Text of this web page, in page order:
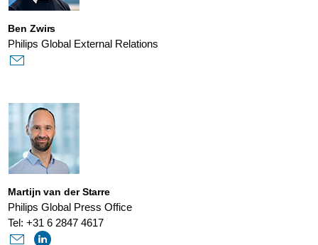
Ben Zwirs
Philips Global External Relations
Martijn van der Starre
Philips Global Press Office
Tel: +31 6 2847 4617